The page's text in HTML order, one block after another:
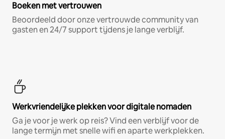
Boeken met vertrouwen
Beoordeeld door onze vertrouwde community van
gasten en 24/7 support tijdens je lange verblijf.
Werkvriendelijke plekken voor digitale nomaden
Ga je voor je werk op reis? Vind een verblijf voor de
lange termijn met snelle wifi en aparte werkplekken.